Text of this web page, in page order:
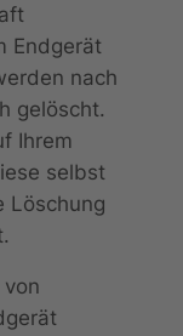
Endgerät
nach
gelöscht.
Ihrem
selbst
Löschung